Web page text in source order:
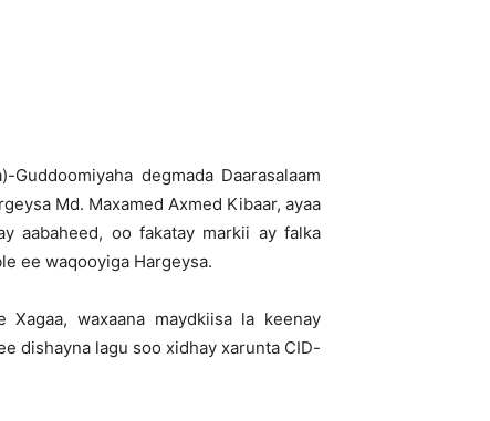
Guddoomiyaha degmada Daarasalaam
Md. Maxamed Axmed Kibaar, ayaa
aabaheed, oo fakatay markii ay falka
ee waqooyiga Hargeysa.
Xagaa, waxaana maydkiisa la keenay
dishayna lagu soo xidhay xarunta CID-